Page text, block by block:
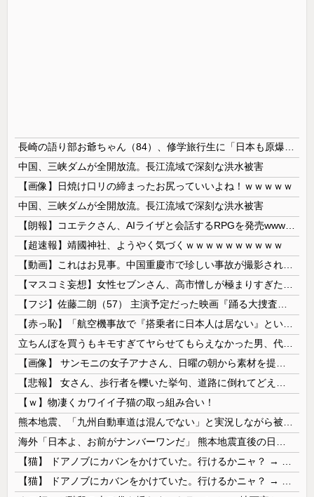
中国、三峡ダムが全開放流。長江流域で深刻な洪水被害
【画像】日焼け口リの締まったお尻っていいよね！ｗｗｗｗｗ
中国、三峡ダムが全開放流。長江流域で深刻な洪水被害
【超速報】靖國神社、ようやく気づくｗｗｗｗｗｗｗｗｗｗ
【ｗ】物凄くカワイイ子猫の取っ組み合い！